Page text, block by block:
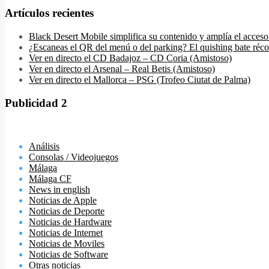
Artículos recientes
Black Desert Mobile simplifica su contenido y amplía el
¿Escaneas el QR del menú o del parking? El quishing bate
Ver en directo el CD Badajoz – CD Coria (Amistoso)
Ver en directo el Arsenal – Real Betis (Amistoso)
Ver en directo el Mallorca – PSG (Trofeo Ciutat de Palma)
Publicidad 2
Análisis
Consolas / Videojuegos
Málaga
Málaga CF
News in english
Noticias de Apple
Noticias de Deporte
Noticias de Hardware
Noticias de Internet
Noticias de Moviles
Noticias de Software
Otras noticias